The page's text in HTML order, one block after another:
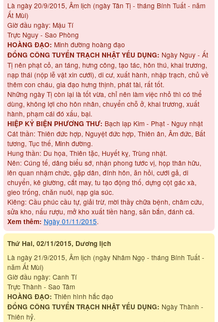
Là ngày 20/9/2015, Âm lịch (ngày Tân Tị - tháng Bính Tuất - năm
Ất Mùi)
Giờ đầu ngày: Mậu Tí
Trực Nguy - Sao Phòng
HOÀNG ĐẠO: Minh đường hoàng đạo
ĐỔNG CÔNG TUYỂN TRẠCH NHẬT YẾU DỤNG: Ngày Nguy - Ất
Tị nên phạt cỏ, an táng, hưng công, tạo tác, hôn thú, khai trương,
nạp thái (nộp lễ vật xin cưới), di cư, xuất hành, nhập trạch, chủ về
thêm con cháu, gia đạo hưng thịnh, phát tài, rất tốt.
Những ngày Tị còn lại là tốt vừa, chỉ nên làm việc nhỏ thì có thể
dùng, không lợi cho hôn nhân, chuyển chỗ ở, khai trương, xuất
hành, phạm cái đó xấu, bại.
HIỆP KỶ BIỆN PHƯƠNG THƯ: Bạch lạp Kim - Phạt - Nguy nhật
Cát thần: Thiên đức hợp, Nguyệt đức hợp, Thiên ân, Âm đức, Bất
tương, Tục thế, Minh đường.
Hung thần: Du họa, Thiên tặc, Huyết kỵ, Trùng nhật.
Nên: Cúng tế, dâng biểu sớ, nhận phong tước vị, họp thân hữu,
lên quan nhậm chức, gặp dân, đính hôn, ăn hỏi, cưới gả, di
chuyển, kê giường, cắt may, tu tạo động thố, dựng cột gác xà,
gieo trống, chăn nuôi, nạp gia súc.
Kiêng: Cầu phúc cầu tự, giải trừ, mời thầy chữa bệnh, châm cứu,
sửa kho, nấu rượu, mở kho xuất tiền hàng, săn bắn, đánh cá.
Xem thêm: Ngày 01/11/2015.
Thứ Hai, 02/11/2015, Dương lịch
Là ngày 21/9/2015, Âm lịch (ngày Nhâm Ngọ - tháng Bính Tuất -
năm Ất Mùi)
Giờ đầu ngày: Canh Tí
Trực Thành - Sao Tâm
HOÀNG ĐẠO: Thiên hình hắc đạo
ĐỔNG CÔNG TUYỂN TRẠCH NHẬT YẾU DỤNG: Ngày Thành -
Thiên hỷ.